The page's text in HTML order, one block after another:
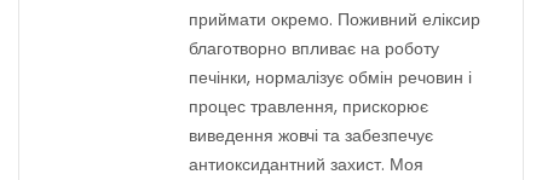
приймати окремо. Поживний еліксир
благотворно впливає на роботу
печінки, нормалізує обмін речовин і
процес травлення, прискорює
виведення жовчі та забезпечує
антиоксидантний захист. Моя